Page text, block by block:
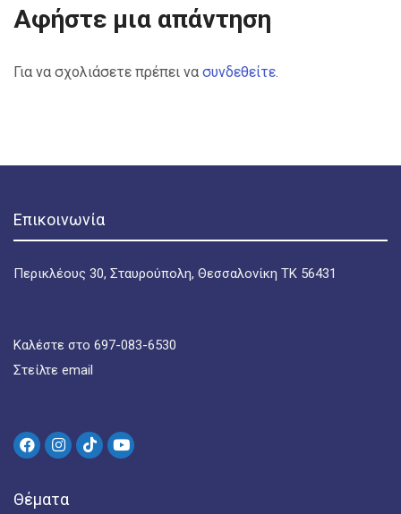
Αφήστε μια απάντηση
Για να σχολιάσετε πρέπει να συνδεθείτε.
Επικοινωνία
Περικλέους 30, Σταυρούπολη, Θεσσαλονίκη ΤΚ 56431
Καλέστε στο 697-083-6530
Στείλτε email
Θέματα